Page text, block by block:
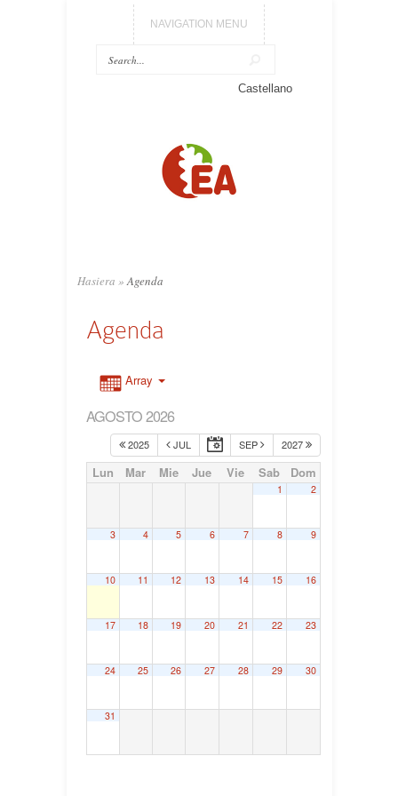
NAVIGATION MENU
Castellano
Hasiera » Agenda
Agenda
Array
AGOSTO 2026
2025 JUL SEP 2027
Lun Mar Mie Jue Vie Sab Dom
1 2
3 4 5 6 7 8 9
10 11 12 13 14 15 16
17 18 19 20 21 22 23
24 25 26 27 28 29 30
31